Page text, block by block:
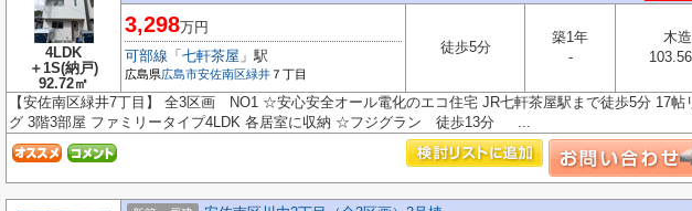
4LDK
＋1S(納戸)
92.72㎡
3,298万円
可部線 「 七軒茶屋 」駅
広島県広島市安佐南区緑井 ７丁目
徒歩5分
築1年
-
木造
【安佐南区緑井7丁目】 全3区画 NO1 ☆安心安全オール電化のエコ住宅 JR七軒茶屋駅まで徒歩5分 17帖
グ 3階3部屋 ファミリータイプ4LDK 各居室に収納 ☆フジグラン 徒歩13分 ...